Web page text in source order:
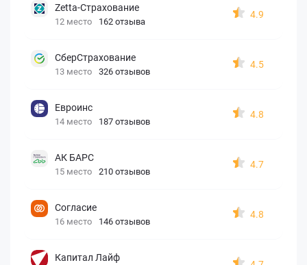
Zetta-Страхование
12 место 162 отзыва
4.9
СберСтрахование
13 место 326 отзывов
4.5
Евроинс
14 место 187 отзывов
4.8
АК БАРС
15 место 210 отзывов
4.7
Согласие
16 место 146 отзывов
4.8
Капитал Лайф